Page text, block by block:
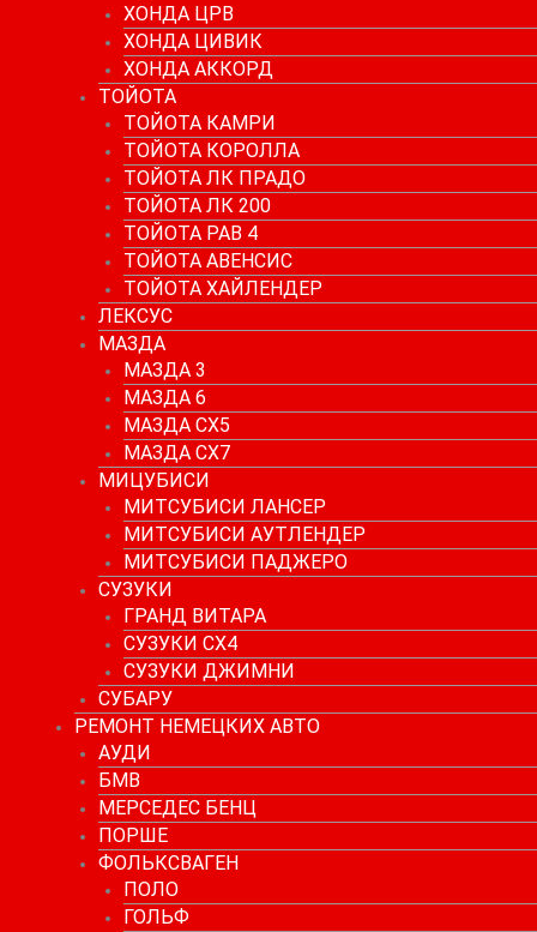
ХОНДА ЦРВ
ХОНДА ЦИВИК
ХОНДА АККОРД
ТОЙОТА
ТОЙОТА КАМРИ
ТОЙОТА КОРОЛЛА
ТОЙОТА ЛК ПРАДО
ТОЙОТА ЛК 200
ТОЙОТА РАВ 4
ТОЙОТА АВЕНСИС
ТОЙОТА ХАЙЛЕНДЕР
ЛЕКСУС
МАЗДА
МАЗДА 3
МАЗДА 6
МАЗДА СХ5
МАЗДА СХ7
МИЦУБИСИ
МИТСУБИСИ ЛАНСЕР
МИТСУБИСИ АУТЛЕНДЕР
МИТСУБИСИ ПАДЖЕРО
СУЗУКИ
ГРАНД ВИТАРА
СУЗУКИ СХ4
СУЗУКИ ДЖИМНИ
СУБАРУ
РЕМОНТ НЕМЕЦКИХ АВТО
АУДИ
БМВ
МЕРСЕДЕС БЕНЦ
ПОРШЕ
ФОЛЬКСВАГЕН
ПОЛО
ГОЛЬФ